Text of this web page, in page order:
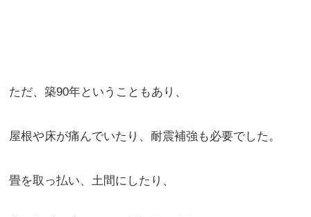
ただ、築90年ということもあり、
屋根や床が痛んでいたり、耐震補強も必要でした。
畳を取っ払い、土間にしたり、